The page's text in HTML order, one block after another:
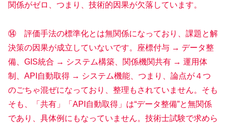
関係がゼロ、つまり、技術的因果が欠落しています。
⑭ 評価手法の標準化とは無関係になっており、課題と解
決策の因果が成立していないです。座標付与 → データ整
備、GIS統合 → システム構築、関係機関共有 → 運用体
制、API自動取得 → システム機能、つまり、論点が４つ
のごちゃ混ぜになっており、整理もされていません。そも
そも、「共有」「API自動取得」は“データ整備”と無関係
であり、具体例にもなっていません。技術士試験で求めら